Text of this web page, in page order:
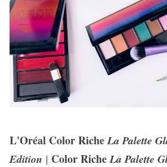
L'Oréal Color RicheLa Palette
Edition | Color RicheLa Palette